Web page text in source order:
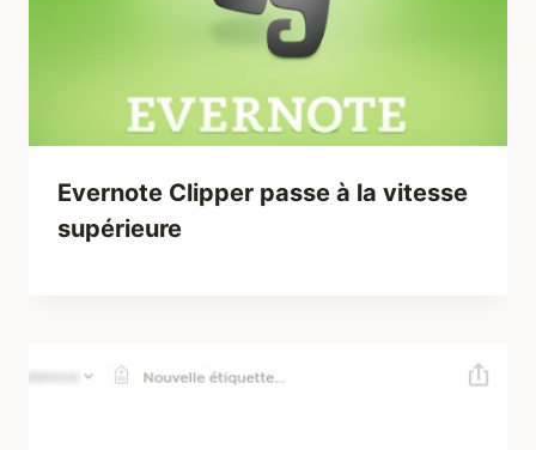
Evernote Clipper passe à la vitesse
supérieure